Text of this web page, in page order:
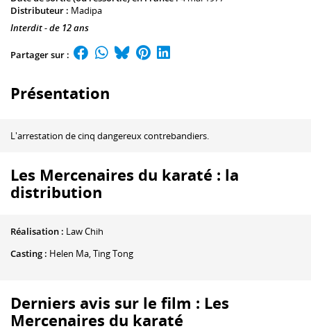
Distributeur : Madipa
Interdit - de 12 ans
Partager sur :
Présentation
L'arrestation de cinq dangereux contrebandiers.
Les Mercenaires du karaté : la
distribution
Réalisation : Law Chih
Casting : Helen Ma,Ting Tong
Derniers avis sur le film : Les
Mercenaires du karaté